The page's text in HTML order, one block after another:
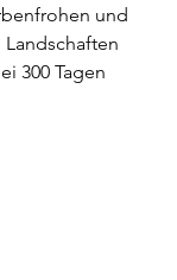
und
300 Tagen